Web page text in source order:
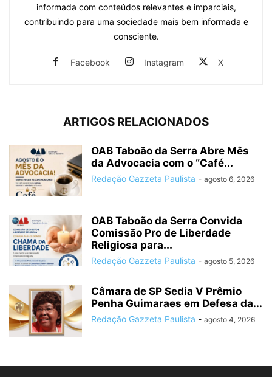
informada com conteúdos relevantes e imparciais,
contribuindo para uma sociedade mais bem informada e
consciente.
Facebook Instagram X
ARTIGOS RELACIONADOS
OAB Taboão da Serra Abre Mês
da Advocacia com o “Café...
Redação Gazzeta Paulista - agosto 6, 2026
OAB Taboão da Serra Convida
Comissão Pro de Liberdade
Religiosa para...
Redação Gazzeta Paulista - agosto 5, 2026
Câmara de SP Sedia V Prêmio
Penha Guimaraes em Defesa da...
Redação Gazzeta Paulista - agosto 4, 2026